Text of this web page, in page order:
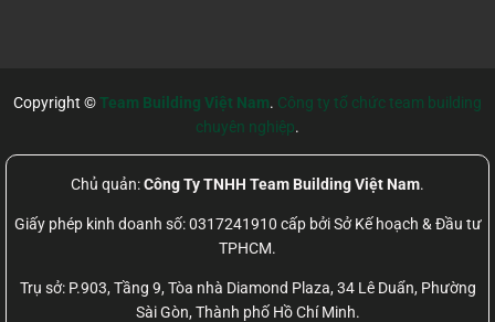
Copyright ©Team Building Việt Nam. Công ty tổ chức team building
chuyên nghiệp.
Chủ quản:Công Ty TNHH Team Building Việt Nam.
Giấy phép kinh doanh số: 0317241910 cấp bởi Sở Kế hoạch & Đầu tư
TPHCM.
Trụ sở: P.903, Tầng 9, Tòa nhà Diamond Plaza, 34 Lê Duẩn, Phường
Sài Gòn, Thành phố Hồ Chí Minh.